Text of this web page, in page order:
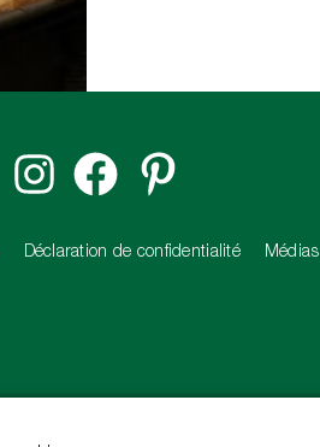
Déclaration de confidentialité Médias